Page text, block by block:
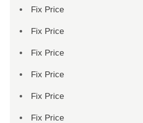
Fix Price
Fix Price
Fix Price
Fix Price
Fix Price
Fix Price